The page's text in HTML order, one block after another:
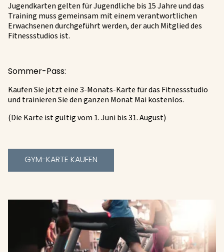
Jugendkarten gelten für Jugendliche bis 15 Jahre und das
Training muss gemeinsam mit einem verantwortlichen
Erwachsenen durchgeführt werden, der auch Mitglied des
Fitnessstudios ist.
Sommer-Pass:
Kaufen Sie jetzt eine 3-Monats-Karte für das Fitnessstudio
und trainieren Sie den ganzen Monat Mai kostenlos.
(Die Karte ist gültig vom 1. Juni bis 31. August)
GYM-KARTE KAUFEN